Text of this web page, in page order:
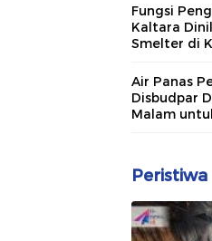
Fungsi
Kaltara
Smelter di
Air Panas
Disbudpar
Malam
Peristiwa